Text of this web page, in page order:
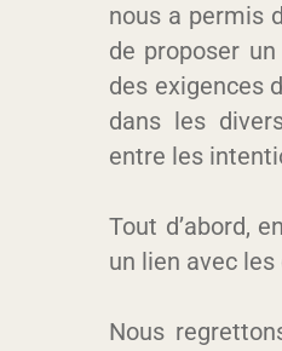
nous a permis
de proposer
des exigences
dans les
entre les
Tout d’abord,
un lien avec les
Nous